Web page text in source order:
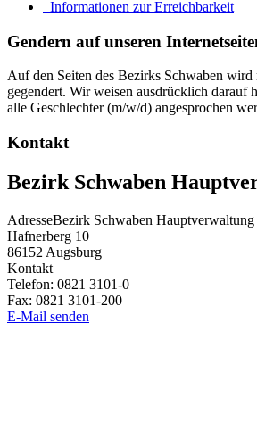
Informationen zur Erreichbarkeit
Gendern auf unseren
Auf den Seiten des Bezirks Schwaben wird
gegendert. Wir weisen ausdrücklich darauf
alle Geschlechter (m/w/d) angesprochen
Kontakt
Bezirk Schwaben
AdresseBezirk Schwaben Hauptverwaltung
Hafnerberg 10
86152 Augsburg
Kontakt
Telefon: 0821 3101-0
Fax: 0821 3101-200
E-Mail senden